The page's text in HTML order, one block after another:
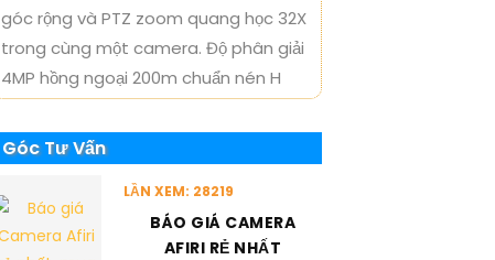
góc rộng và PTZ zoom quang học 32X
trong cùng một camera. Độ phân giải
4MP hồng ngoại 200m chuẩn nén H
Góc Tư Vấn
LẦN XEM: 28219
BÁO GIÁ CAMERA
AFIRI RẺ NHẤT